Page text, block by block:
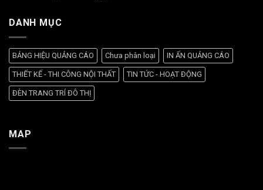
DANH MỤC
BẢNG HIỆU QUẢNG CÁO Chưa phân loại IN ẤN QUẢNG CÁO
THIẾT KẾ - THI CÔNG NỘI THẤT TIN TỨC - HOẠT ĐỘNG
ĐÈN TRANG TRÍ ĐÔ THỊ
MAP